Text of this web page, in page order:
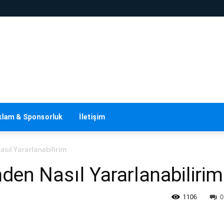
& Sponsorluk İletişim
Yararlanabilirim
Nasıl Yararlanabilirim
0
1106